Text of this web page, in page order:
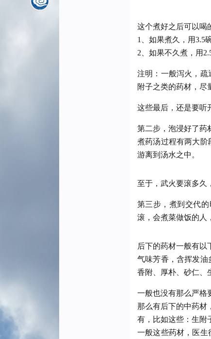
这个煮好之后可以喝
1、如果煮久，用3.5
2、如果不久煮，用
注明：一般泻火，疏
附子之类的药材，尽
这些最后，还是要听
第二步，泡浸好了药
煮药汤过程有两大阶
游离到汤水之中。
至于，武火要滚多久
第三步，煮到交代
滚，会煮菜做饭的人
后下的药材一般有以
气味芳香，含挥发油
香附、厚朴、砂仁、
一般也没有那么严格
那么有后下的中药材
有，比如这些：生附
一般这些药材，医生